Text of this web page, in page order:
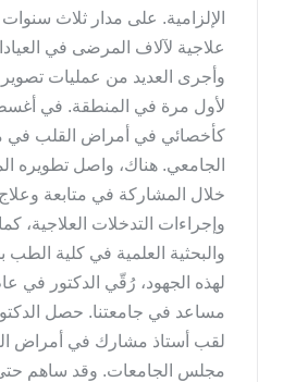
الإلزامية. على مدار ثلاث
علاجية لآلاف المرضى في
وأجرى العديد من عمليات تصوير
كأخصائي في أمراض القلب في
الجامعي. هناك، واصل تطويره
خلال المشاركة في متابعة
وإجراءات التدخلات العلاجية،
والبحثية العلمية في كلية الطب
مساعد في جامعتنا. حصل